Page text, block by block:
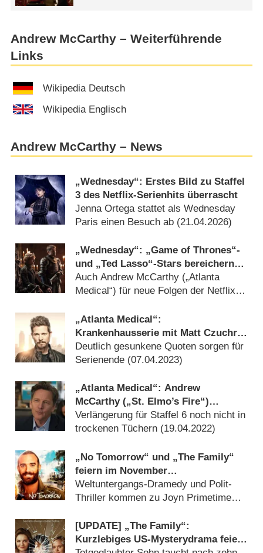
Andrew McCarthy – Weiterführende
Links
Wikipedia Deutsch
Wikipedia Englisch
Andrew McCarthy – News
„Wednesday“: Erstes Bild zu Staffel
3 des Netflix-Serienhits überrascht
Jenna Ortega stattet als Wednesday
Paris einen Besuch ab (21.04.2026)
„Wednesday“: „Game of Thrones“-
und „Ted Lasso“-Stars bereichern
Staffel 3 mit Gastauftritten
Auch Andrew McCarthy („Atlanta
Medical“) für neue Folgen der Netflix-
Addams-Family verpflichtet
(10.04.2026)
„Atlanta Medical“:
Krankenhausserie mit Matt Czuchry
eingestellt
Deutlich gesunkene Quoten sorgen für
Serienende (07.04.2023)
„Atlanta Medical“: Andrew
McCarthy („St. Elmo’s Fire“)
verstärkt das Ärztedrama
Verlängerung für Staffel 6 noch nicht in
trockenen Tüchern (19.04.2022)
„No Tomorrow“ und „The Family“
feiern im November
Deutschlandpremiere
Weltuntergangs-Dramedy und Polit-
Thriller kommen zu Joyn Primetime
[UPDATE] „The Family“:
Kurzlebiges US-Mysterydrama feiert